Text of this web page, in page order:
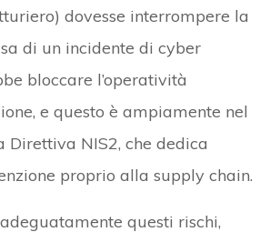
dovesse interrompere la
di un incidente di cyber
bloccare l’operatività
e questo è ampiamente nel
Direttiva NIS2, che dedica
proprio alla supply chain.
questi rischi,